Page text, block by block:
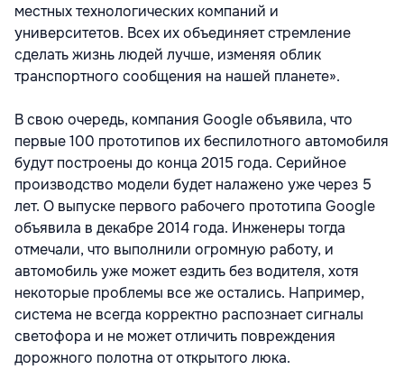
местных технологических компаний и
университетов. Всех их объединяет стремление
сделать жизнь людей лучше, изменяя облик
транспортного сообщения на нашей планете».
В свою очередь, компания Google объявила, что
первые 100 прототипов их беспилотного автомобиля
будут построены до конца 2015 года. Серийное
производство модели будет налажено уже через 5
лет. О выпуске первого рабочего прототипа Google
объявила в декабре 2014 года. Инженеры тогда
отмечали, что выполнили огромную работу, и
автомобиль уже может ездить без водителя, хотя
некоторые проблемы все же остались. Например,
система не всегда корректно распознает сигналы
светофора и не может отличить повреждения
дорожного полотна от открытого люка.